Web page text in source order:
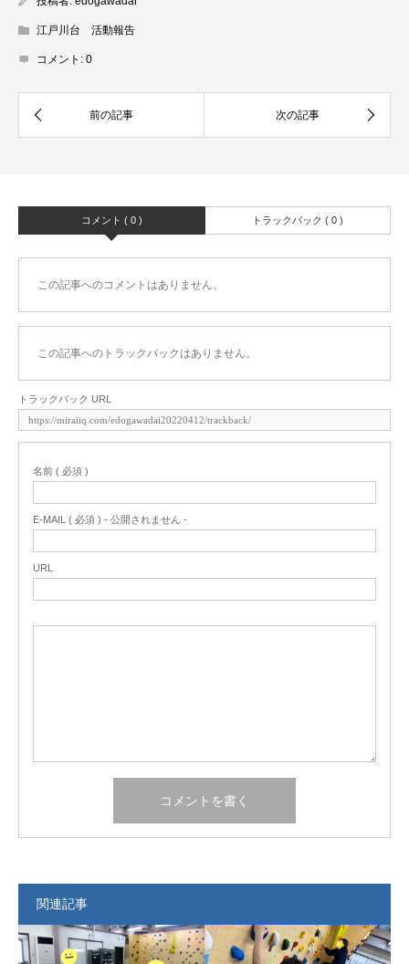
江戸川台 活動報告
コメント: 0
コメント ( 0 ) トラックバック ( 0 )
この記事へのコメントはありません。
この記事へのトラックバックはありません。
トラックバック URL
名前 ( 必須 )
E-MAIL ( 必須 ) - 公開されません -
URL
関連記事